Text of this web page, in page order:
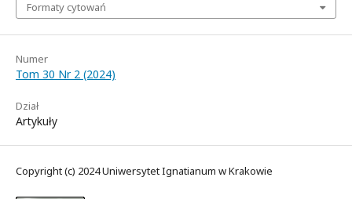
Formaty cytowań
Numer
Tom 30 Nr 2 (2024)
Dział
Artykuły
Copyright (c) 2024 Uniwersytet Ignatianum w Krakowie